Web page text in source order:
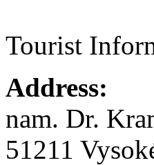
Tourist
Address:
nam. Dr.
51211